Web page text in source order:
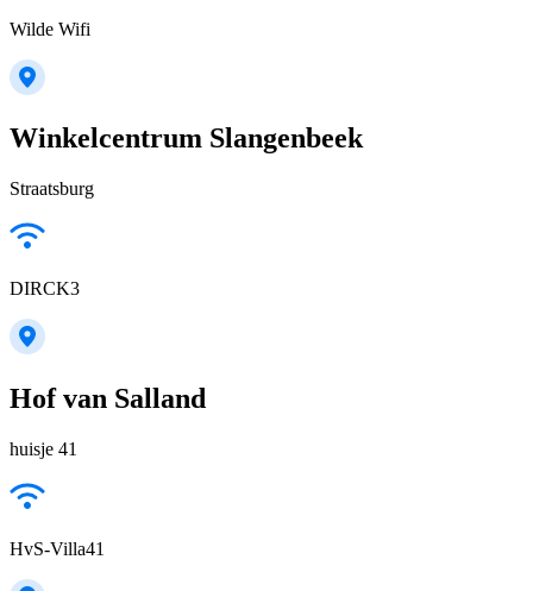
Wilde Wifi
Winkelcentrum Slangenbeek
Straatsburg
DIRCK3
Hof van Salland
huisje 41
HvS-Villa41